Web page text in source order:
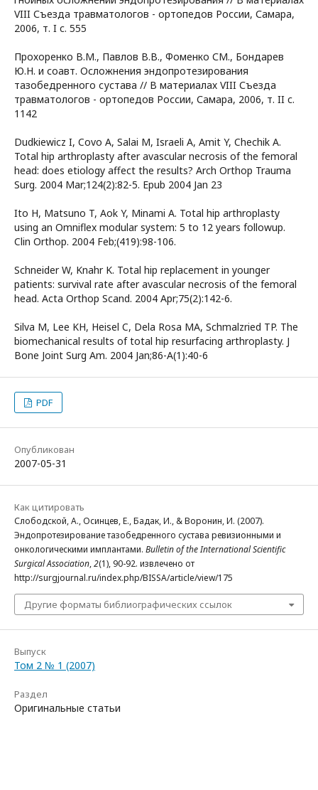
VIII Съезда травматологов - ортопедов России, Самара,
2006, т. I c. 555
Прохоренко В.М., Павлов В.В., Фоменко СМ., Бондарев
Ю.Н. и соавт. Осложнения эндопротезирования
тазобедренного сустава // В материалах VIII Съезда
травматологов - ортопедов России, Самара, 2006, т. II c.
1142
Dudkiewicz I, Covo A, Salai M, Israeli A, Amit Y, Chechik A.
Total hip arthroplasty after avascular necrosis of the femoral
head: does etiology affect the results? Arch Orthop Trauma
Surg. 2004 Mar;124(2):82-5. Epub 2004 Jan 23
Ito H, Matsuno T, Aok Y, Minami A. Total hip arthroplasty
using an Omniflex modular system: 5 to 12 years followup.
Clin Orthop. 2004 Feb;(419):98-106.
Schneider W, Knahr K. Total hip replacement in younger
patients: survival rate after avascular necrosis of the femoral
head. Acta Orthop Scand. 2004 Apr;75(2):142-6.
Silva M, Lee KH, Heisel C, Dela Rosa MA, Schmalzried TP. The
biomechanical results of total hip resurfacing arthroplasty. J
Bone Joint Surg Am. 2004 Jan;86-A(1):40-6
PDF
Опубликован
2007-05-31
Как цитировать
Слободской, А., Осинцев, Е., Бадак, И., & Воронин, И. (2007).
Эндопротезирование тазобедренного сустава ревизионными и
онкологическими имплантами. Bulletin of the International Scientific
Surgical Association,2(1), 90-92. извлечено от
http://surgjournal.ru/index.php/BISSA/article/view/175
Другие форматы библиографических ссылок
Выпуск
Том 2 № 1 (2007)
Раздел
Оригинальные статьи